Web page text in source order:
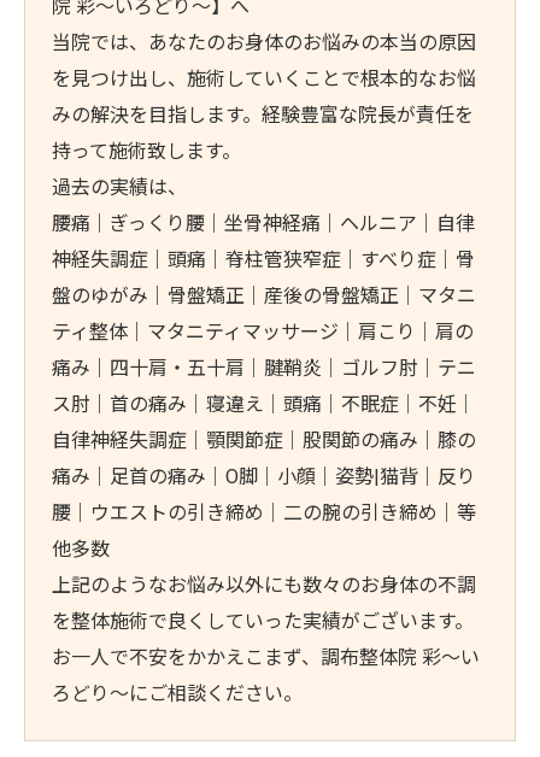
院 彩～いろどり～】へ
当院では、あなたのお身体のお悩みの本当の原因
を見つけ出し、施術していくことで根本的なお悩
みの解決を目指します。経験豊富な院長が責任を
持って施術致します。
過去の実績は、
腰痛｜ぎっくり腰｜坐骨神経痛｜ヘルニア｜自律
神経失調症｜頭痛｜脊柱管狭窄症｜すべり症｜骨
盤のゆがみ｜骨盤矯正｜産後の骨盤矯正｜マタニ
ティ整体｜マタニティマッサージ｜肩こり｜肩の
痛み｜四十肩・五十肩｜腱鞘炎｜ゴルフ肘｜テニ
ス肘｜首の痛み｜寝違え｜頭痛｜不眠症｜不妊｜
自律神経失調症｜顎関節症｜股関節の痛み｜膝の
痛み｜足首の痛み｜O脚｜小顔｜姿勢|猫背｜反り
腰｜ウエストの引き締め｜二の腕の引き締め｜等
他多数
上記のようなお悩み以外にも数々のお身体の不調
を整体施術で良くしていった実績がございます。
お一人で不安をかかえこまず、調布整体院 彩～い
ろどり～にご相談ください。